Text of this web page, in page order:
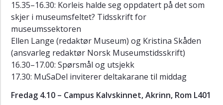
15.35–16.30: Korleis halde seg oppdatert på det som
skjer i museumsfeltet? Tidsskrift for
museumssektoren
Ellen Lange (redaktør Museum) og Kristina Skåden
(ansvarleg redaktør Norsk Museumstidsskrift)
16.30–17.00: Spørsmål og utsjekk
17.30: MuSaDel inviterer deltakarane til middag
Fredag 4.10 – Campus Kalvskinnet, Akrinn, Rom L401